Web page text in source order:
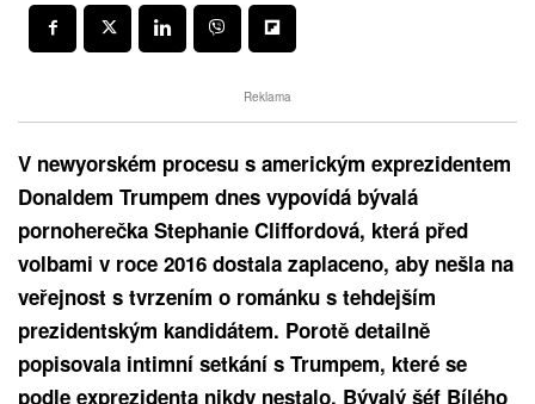
Reklama
V newyorském procesu s americkým exprezidentem
Donaldem Trumpem dnes vypovídá bývalá
pornoherečka Stephanie Cliffordová, která před
volbami v roce 2016 dostala zaplaceno, aby nešla na
veřejnost s tvrzením o románku s tehdejším
prezidentským kandidátem. Porotě detailně
popisovala intimní setkání s Trumpem, které se
podle exprezidenta nikdy nestalo. Bývalý šéf Bílého